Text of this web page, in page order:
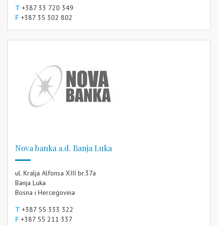
T +387 33 720 349
F +387 35 302 802
Nova banka a.d. Banja Luka
ul. Kralja Alfonsa XIII br.37a
Banja Luka
Bosna i Hercegovina
T +387 55 333 322
F +387 55 211 337